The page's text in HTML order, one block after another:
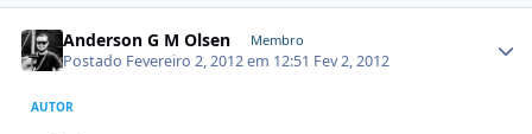
Anderson G M Olsen Membro
Postado Fevereiro 2, 2012 em 12:51 Fev 2, 2012
AUTOR